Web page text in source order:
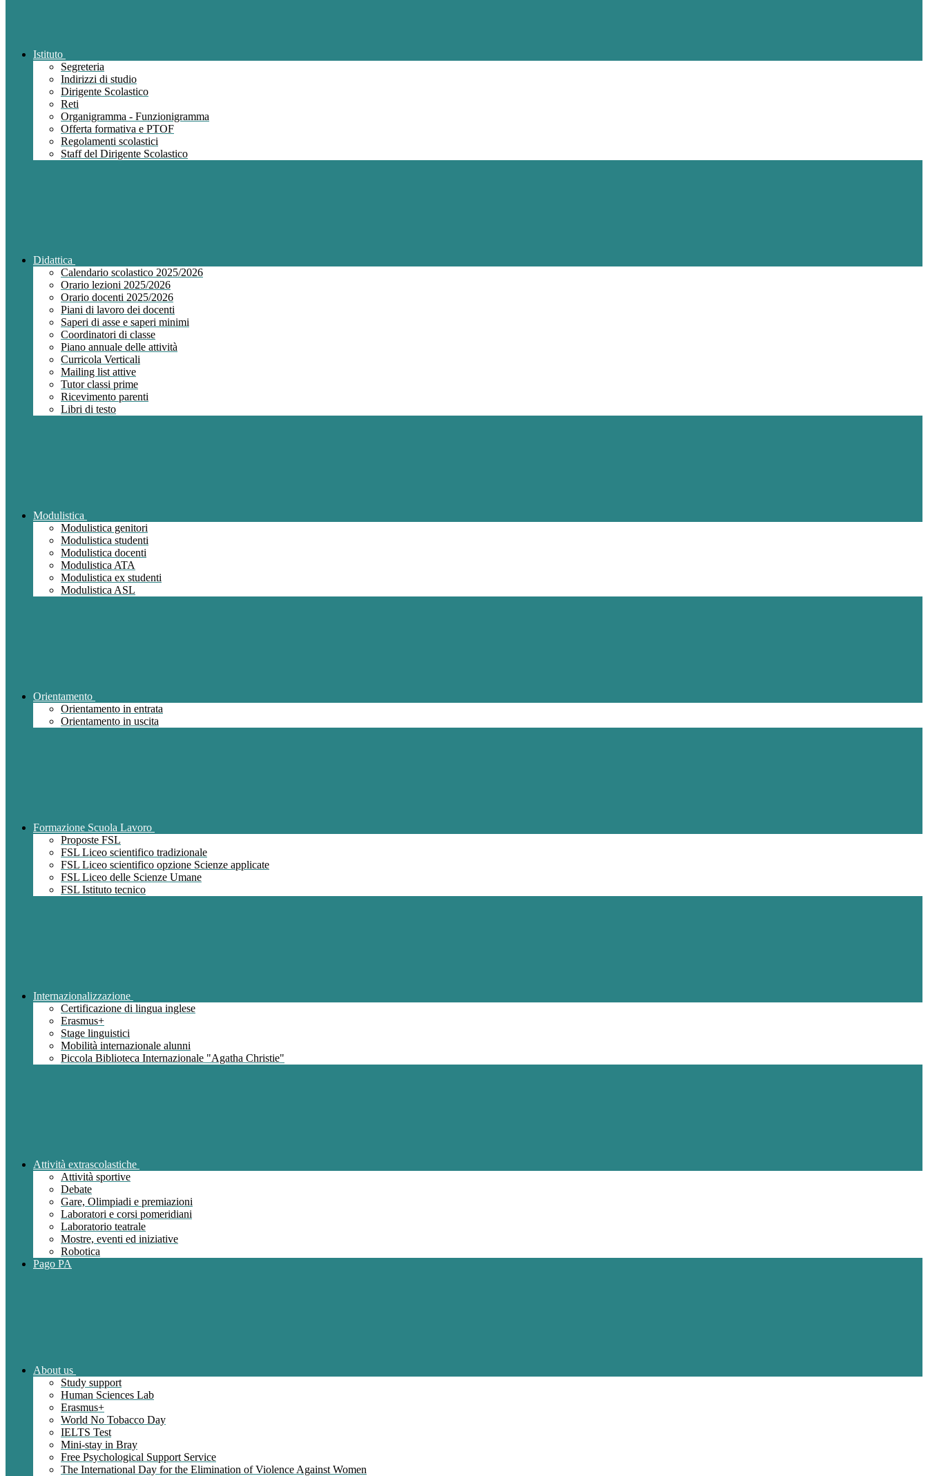
Istituto
Segreteria
Indirizzi di studio
Dirigente Scolastico
Reti
Organigramma - Funzionigramma
Offerta formativa e PTOF
Regolamenti scolastici
Staff del Dirigente Scolastico
Didattica
Calendario scolastico 2025/2026
Orario lezioni 2025/2026
Orario docenti 2025/2026
Piani di lavoro dei docenti
Saperi di asse e saperi minimi
Coordinatori di classe
Piano annuale delle attività
Curricola Verticali
Mailing list attive
Tutor classi prime
Ricevimento parenti
Libri di testo
Modulistica
Modulistica genitori
Modulistica studenti
Modulistica docenti
Modulistica ATA
Modulistica ex studenti
Modulistica ASL
Orientamento
Orientamento in entrata
Orientamento in uscita
Formazione Scuola Lavoro
Proposte FSL
FSL Liceo scientifico tradizionale
FSL Liceo scientifico opzione Scienze applicate
FSL Liceo delle Scienze Umane
FSL Istituto tecnico
Internazionalizzazione
Certificazione di lingua inglese
Erasmus+
Stage linguistici
Mobilità internazionale alunni
Piccola Biblioteca Internazionale "Agatha Christie"
Attività extrascolastiche
Attività sportive
Debate
Gare, Olimpiadi e premiazioni
Laboratori e corsi pomeridiani
Laboratorio teatrale
Mostre, eventi ed iniziative
Robotica
Pago PA
About us
Study support
Human Sciences Lab
Erasmus+
World No Tobacco Day
IELTS Test
Mini-stay in Bray
Free Psychological Support Service
The International Day for the Elimination of Violence Against Women